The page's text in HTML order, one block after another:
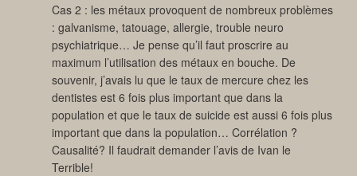
Cas 2 : les métaux provoquent de nombreux problèmes
: galvanisme, tatouage, allergie, trouble neuro
psychiatrique… Je pense qu’il faut proscrire au
maximum l’utilisation des métaux en bouche. De
souvenir, j’avais lu que le taux de mercure chez les
dentistes est 6 fois plus important que dans la
population et que le taux de suicide est aussi 6 fois plus
important que dans la population… Corrélation ?
Causalité? Il faudrait demander l’avis de Ivan le
Terrible!